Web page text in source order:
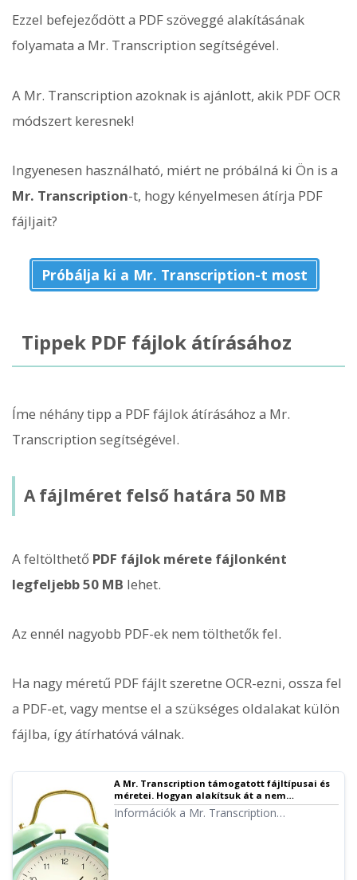
Ezzel befejeződött a PDF szöveggé alakításának
folyamata a Mr. Transcription segítségével.
A Mr. Transcription azoknak is ajánlott, akik PDF OCR
módszert keresnek!
Ingyenesen használható, miért ne próbálná ki Ön is a
Mr. Transcription-t, hogy kényelmesen átírja PDF
fájljait?
Próbálja ki a Mr. Transcription-t most
Tippek PDF fájlok átírásához
Íme néhány tipp a PDF fájlok átírásához a Mr.
Transcription segítségével.
A fájlméret felső határa 50 MB
A feltölthető PDF fájlok mérete fájlonként
legfeljebb 50 MB lehet.
Az ennél nagyobb PDF-ek nem tölthetők fel.
Ha nagy méretű PDF fájlt szeretne OCR-ezni, ossza fel
a PDF-et, vagy mentse el a szükséges oldalakat külön
fájlba, így átírhatóvá válnak.
A Mr. Transcription támogatott fájltípusai és
méretei. Hogyan alakítsuk át a nem
támogatott fájlokat támogatottá.
Információk a Mr. Transcription